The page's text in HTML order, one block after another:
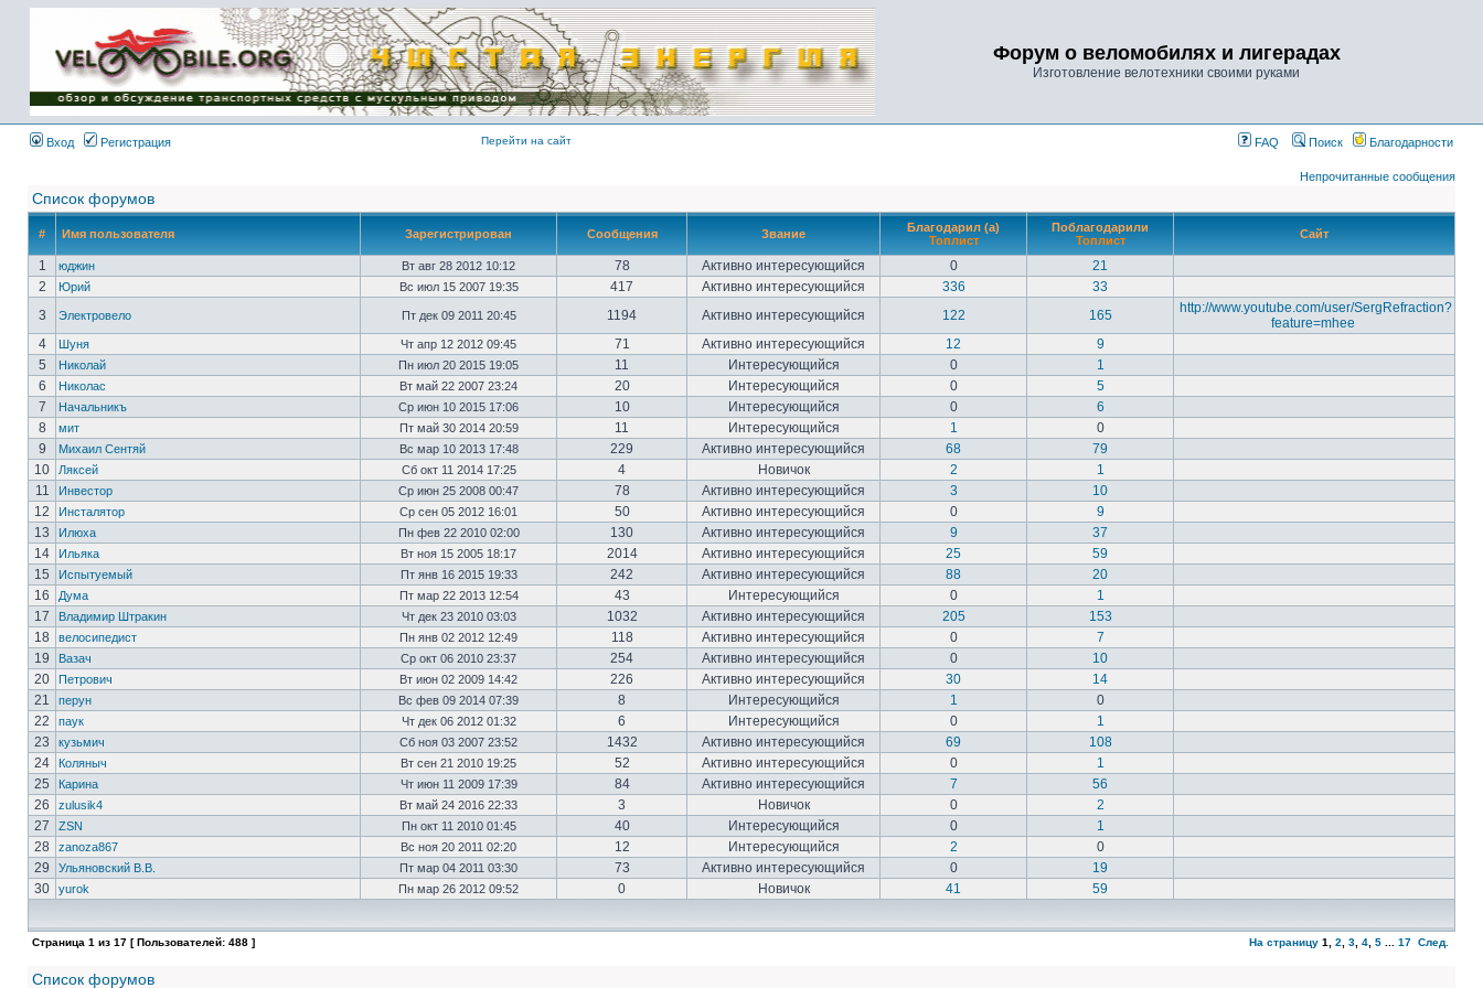
Имя пользователя:
Пароль:
{ LOG_ME_IN_SHORT
}
Форум о веломобилях и лигерадах
Изготовление велотехники своими руками
Вход Регистрация Перейти на сайт FAQ Поиск Благодарности
Непрочитанные сообщения
Список форумов
# Имя пользователя Зарегистрирован Сообщения Звание
Благодарил (а)
Топлист
Поблагодарили
Топлист
Сайт
1 юджин Вт авг 28 2012 10:12 78 Активно интересующийся 0
21
2
Юрий Вс июл 15 2007 19:35 417 Активно интересующийся 336
33
3
Электровело Пт дек 09 2011 20:45 1194 Активно интересующийся 122 165
http://www.youtube.com/user/SergRefraction?
feature=mhee
4
Шуня Чт апр 12 2012 09:45 71 Активно интересующийся 12
9
5
Николай Пн июл 20 2015 19:05 11 Интересующийся 0
1
6
Николас Вт май 22 2007 23:24 20 Интересующийся 0
5
7
Начальникъ Ср июн 10 2015 17:06 10 Интересующийся 0
6
8
мит Пт май 30 2014 20:59 11 Интересующийся 1
0
9
Михаил Сентяй Вс мар 10 2013 17:48 229 Активно интересующийся 68
79
10
Ляксей Сб окт 11 2014 17:25 4 Новичок 2
1
11
Инвестор Ср июн 25 2008 00:47 78 Активно интересующийся 3
10
12
Инсталятор Ср сен 05 2012 16:01 50 Активно интересующийся 0
9
13
Илюха Пн фев 22 2010 02:00 130 Активно интересующийся 9
37
14
Ильяка Вт ноя 15 2005 18:17 2014 Активно интересующийся 25
59
15
Испытуемый Пт янв 16 2015 19:33 242 Активно интересующийся 88
20
16
Дума Пт мар 22 2013 12:54 43 Интересующийся 0
1
17
Владимир Штракин Чт дек 23 2010 03:03 1032 Активно интересующийся 205
153
18
велосипедист Пн янв 02 2012 12:49 118 Активно интересующийся 0
7
19
Вазач Ср окт 06 2010 23:37 254 Активно интересующийся 0
10
20
Петрович Вт июн 02 2009 14:42 226 Активно интересующийся 30
14
21
перун Вс фев 09 2014 07:39 8 Интересующийся 1
0
22
паук Чт дек 06 2012 01:32 6 Интересующийся 0
1
23
кузьмич Сб ноя 03 2007 23:52 1432 Активно интересующийся 69
108
24
Коляныч Вт сен 21 2010 19:25 52 Активно интересующийся 0
1
25
Карина Чт июн 11 2009 17:39 84 Активно интересующийся 7
56
26
zulusik4 Вт май 24 2016 22:33 3 Новичок 0
2
27
ZSN Пн окт 11 2010 01:45 40 Интересующийся 0
1
28
zanoza867 Вс ноя 20 2011 02:20 12 Интересующийся 2
0
29
Ульяновский В.В. Пт мар 04 2011 03:30 73 Активно интересующийся 0
19
30
yurok Пн мар 26 2012 09:52 0 Новичок 41 59
Страница 1 из 17 [ Пользователей: 488 ] На страницу 1 2 3 4 5 17 След.
Список форумов